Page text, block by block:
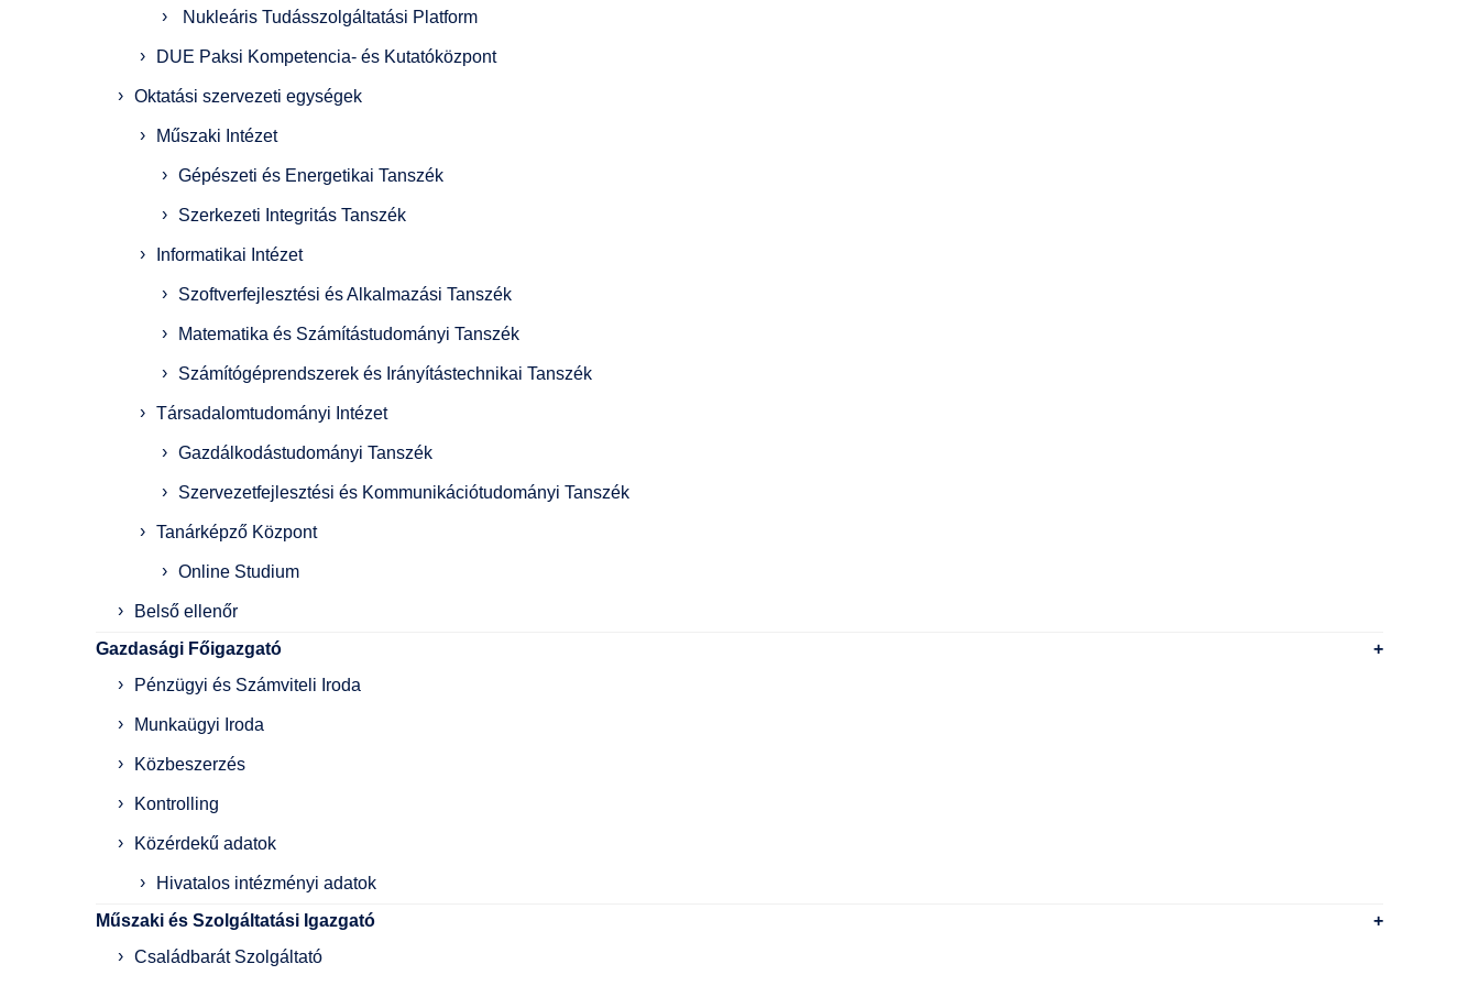
Nukleáris Tudásszolgáltatási Platform
DUE Paksi Kompetencia- és Kutatóközpont
Oktatási szervezeti egységek
Műszaki Intézet
Gépészeti és Energetikai Tanszék
Szerkezeti Integritás Tanszék
Informatikai Intézet
Szoftverfejlesztési és Alkalmazási Tanszék
Matematika és Számítástudományi Tanszék
Számítógéprendszerek és Irányítástechnikai Tanszék
Társadalomtudományi Intézet
Gazdálkodástudományi Tanszék
Szervezetfejlesztési és Kommunikációtudományi Tanszék
Tanárképző Központ
Online Studium
Belső ellenőr
Gazdasági Főigazgató
Pénzügyi és Számviteli Iroda
Munkaügyi Iroda
Közbeszerzés
Kontrolling
Közérdekű adatok
Hivatalos intézményi adatok
Műszaki és Szolgáltatási Igazgató
Családbarát Szolgáltató